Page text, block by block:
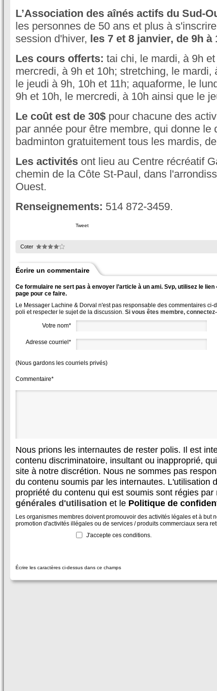
L’Association des aînés actifs du Sud-
les personnes de 50 ans et plus à
session d'hiver, les 7 et 8 janvier, de 9h à
Les cours offerts: tai chi, le mardi, à 9h
mercredi, à 9h et 10h; stretching, le mardi,
le jeudi à 9h, 10h et 11h; aquaforme, le
9h et 10h, le mercredi, à 10h ainsi que le
Le coût est de 30$ pour chacune des
par année pour être membre, qui donne le
badminton gratuitement tous les mardis,
Les activités ont lieu au Centre récréatif
chemin de la Côte St-Paul, dans
Ouest.
Renseignements: 514 872-3459.
Tweet
Coter
Écrire un commentaire
Ce formulaire ne sert pas à envoyer l’article à un ami. Svp, utilisez le
page pour ce faire.
Le Messager Lachine & Dorval n'est pas responsable des commentaires ci-
poli et respecter le sujet de la discussion. Si vous êtes membre,
Votre nom*
Adresse courriel*
(Nous gardons les courriels privés)
Commentaire*
Nous prions les internautes de rester polis. Il est
contenu discriminatoire, insultant ou inapproprié,
site à notre discrétion. Nous ne sommes pas
du contenu soumis par les internautes. L'utilisation
propriété du contenu qui est soumis sont régies
générales d'utilisation et le Politique de
Les organismes membres doivent promouvoir des activités légales et à but
promotion d'activités illégales ou de services / produits commerciaux sera
J'accepte ces conditions.
Écrire les caractères ci-dessus dans ce champs